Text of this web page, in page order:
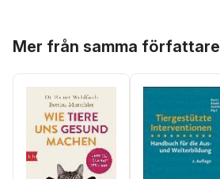
Mer från samma författare